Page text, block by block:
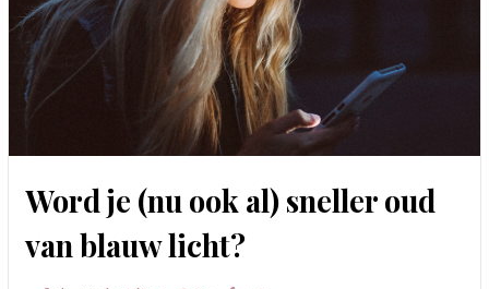
Word je (nu ook al) sneller oud
van blauw licht?